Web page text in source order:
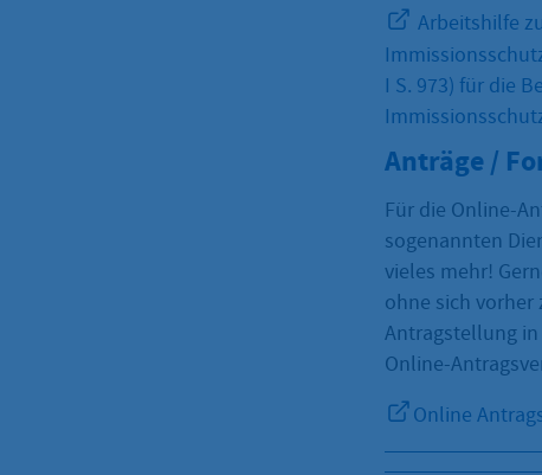
Arbeitshilfe
I S. 973) für die
Anträge /
Für die Online-
sogenannten
vieles mehr!
ohne sich vorher
Antragstellung
Online-
Online